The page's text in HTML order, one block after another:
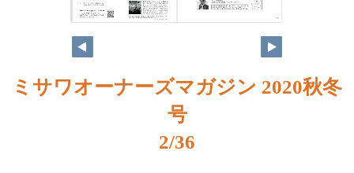
ミサワオーナーズマガジン 2020秋冬
号
2/36